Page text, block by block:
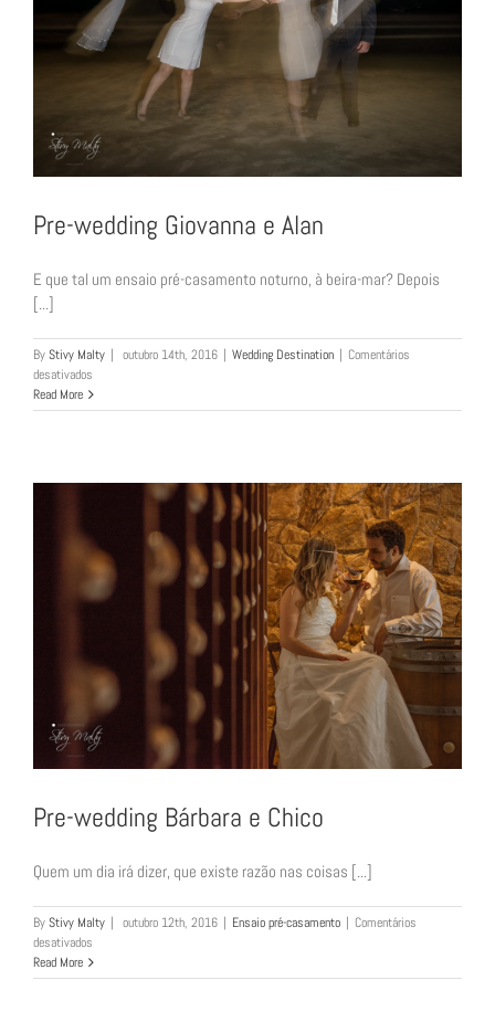
Pre-wedding Giovanna e Alan
E que tal um ensaio pré-casamento noturno, à beira-mar? Depois
[...]
ByStivy Malty | outubro 14th, 2016 | Wedding Destination | Comentários
desativados
Pre-
wedding
Read More
Pre-wedding Bárbara e Chico
Quem um dia irá dizer, que existe razão nas coisas [...]
ByStivy Malty | outubro 12th, 2016 | Ensaio pré-casamento | Comentários
desativados
Pre-
wedding
Read More